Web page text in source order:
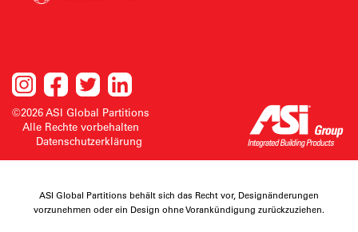
©2026 ASI Global Partitions
Alle Rechte vorbehalten
Datenschutzerklärung
ASI Global Partitions behält sich das Recht vor, Designänderungen
vorzunehmen oder ein Design ohne Vorankündigung zurückzuziehen.